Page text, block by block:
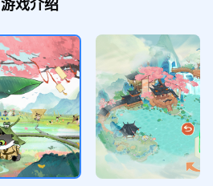
游戏介绍